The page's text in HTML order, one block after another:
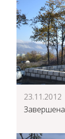
23.11.2012
Завершена